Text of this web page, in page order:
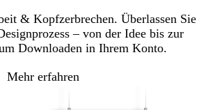
& Kopfzerbrechen. Überlassen Sie
– von der Idee bis zur
Downloaden in Ihrem Konto.
Mehr erfahren